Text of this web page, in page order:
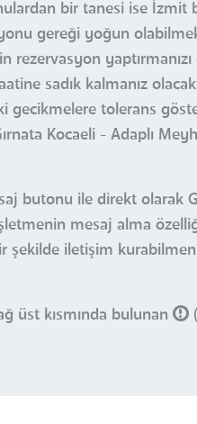
bir tanesi ise İzmit
gereği yoğun
rezervasyon
sadık kalmanız
gecikmelere tolerans
Kocaeli - Adaplı
butonu ile direkt olarak
mesaj alma
şekilde iletişim
üst kısmında bulunan